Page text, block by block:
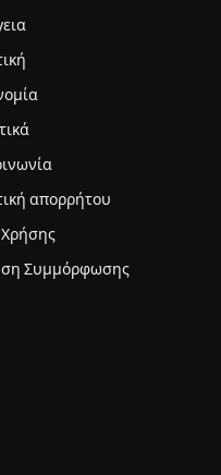
απορρήτου
Συμμόρφωσης